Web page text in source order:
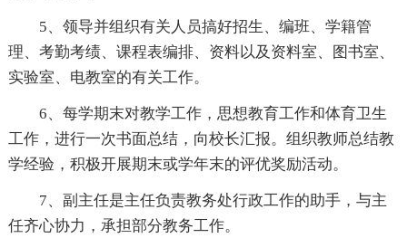
5、领导并组织有关人员搞好招生、编班、学籍管
理、考勤考绩、课程表编排、资料以及资料室、图书室、
实验室、电教室的有关工作。
6、每学期末对教学工作，思想教育工作和体育卫生
工作，进行一次书面总结，向校长汇报。组织教师总结教
学经验，积极开展期末或学年末的评优奖励活动。
7、副主任是主任负责教务处行政工作的助手，与主
任齐心协力，承担部分教务工作。